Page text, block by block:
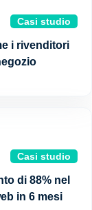
Casi studio
i rivenditori
Casi studio
di 88% nel
in 6 mesi